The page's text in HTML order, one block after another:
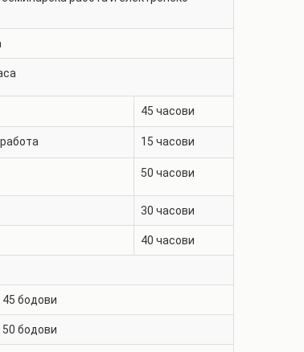
45 часови
15 часови
50 часови
30 часови
40 часови
45 бодови
50 бодови